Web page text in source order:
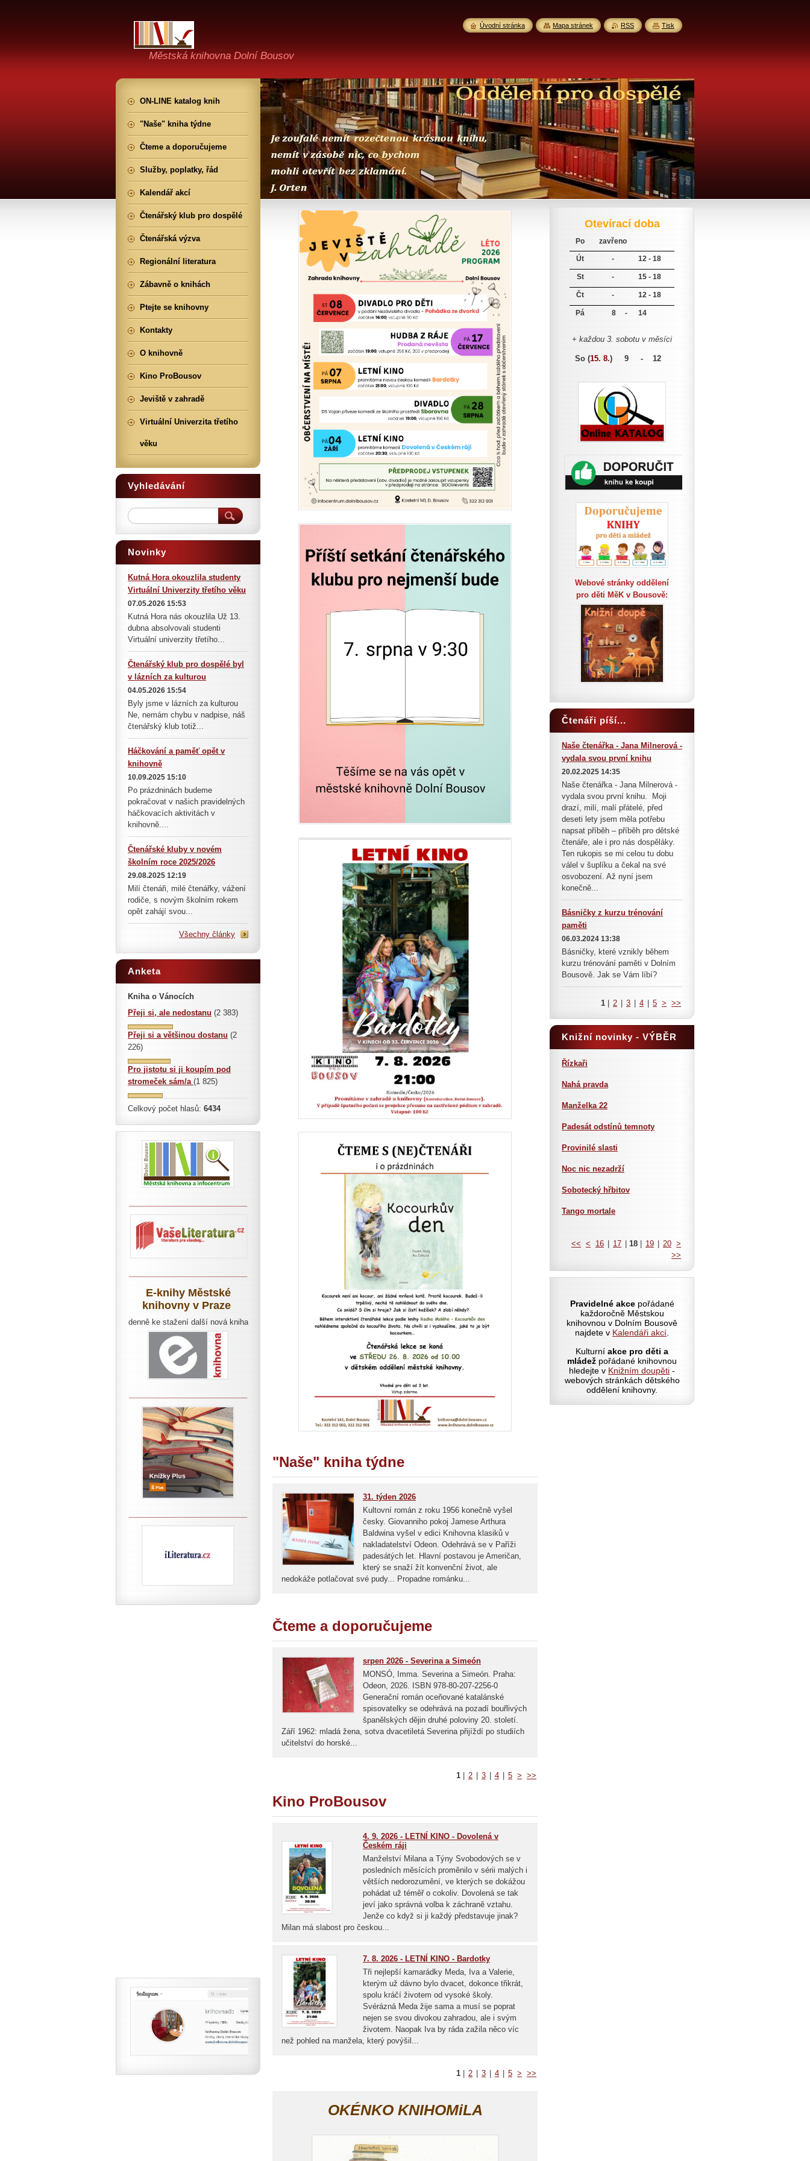
Městská knihovna Dolní Bousov
"Naše" kniha týdne
31. týden 2026
Kultovní román z roku 1956 konečně vyšel
česky. Giovanniho pokoj Jamese Arthura
Baldwina vyšel v edici Knihovna klasiků v
nakladatelství Odeon. Odehrává se v Paříži
padesátých let. Hlavní postavou je Američan,
který se snaží žít konvenční život, ale
nedokáže potlačovat své pudy... Propadne románku...
Čteme a doporučujeme
srpen 2026 - Severina a Simeón
MONSÓ, Imma. Severina a Simeón. Praha:
Odeon, 2026. ISBN 978-80-207-2256-0
Generační román oceňované katalánské
spisovatelky se odehrává na pozadí bouřlivých
španělských dějin druhé poloviny 20. století.
Září 1962: mladá žena, sotva dvacetiletá Severina přijíždí po studiích
učitelství do horské...
1 2 3 4 5 > >>
Kino ProBousov
4. 9. 2026 - LETNÍ KINO - Dovolená v
Českém ráji
Manželství Milana a Týny Svobodových se v
posledních měsících proměnilo v sérii malých i
větších nedorozumění, ve kterých se dokážou
pohádat už téměř o cokoliv. Dovolená se tak
jeví jako správná volba k záchraně vztahu.
Jenže co když si ji každý představuje jinak?
Milan má slabost pro českou...
7. 8. 2026 - LETNÍ KINO - Bardotky
Tři nejlepší kamarádky Meda, Iva a Valerie,
kterým už dávno bylo dvacet, dokonce třikrát,
spolu kráčí životem od vysoké školy.
Svérázná Meda žije sama a musí se poprat
nejen se svou divokou zahradou, ale i svým
životem. Naopak Iva by ráda zažila něco víc
než pohled na manžela, který povýšil...
1 2 3 4 5 > >>
OKÉNKO KNIHOMiLA
Otevírací doba
Po zavřeno
Út - 12 - 18
St - 15 - 18
Čt - 12 - 18
Pá 8 - 14
+ každou 3. sobotu v měsíci
So (15. 8.) 9 - 12
Webové stránky oddělení
pro děti MěK v Bousově:
Čtenáři píší...
Naše čtenářka - Jana Milnerová -
vydala svou první knihu
20.02.2025 14:35
Naše čtenářka - Jana Milnerová -
vydala svou první knihu. Moji
drazí, milí, malí přátelé, před
deseti lety jsem měla potřebu
napsat příběh – příběh pro dětské
čtenáře, ale i pro nás dospěláky.
Ten rukopis se mi celou tu dobu
válel v šuplíku a čekal na své
osvobození. Až nyní jsem
konečně...
Básničky z kurzu trénování
paměti
06.03.2024 13:38
Básničky, které vznikly během
kurzu trénování paměti v Dolním
Bousově. Jak se Vám líbí?
1 2 3 4 5 > >>
Knižní novinky - VÝBĚR
Řízkaři
Nahá pravda
Manželka 22
Padesát odstínů temnoty
Provinilé slasti
Noc nic nezadrží
Sobotecký hřbitov
Tango mortale
<< < 16 17 18 19 20 >
>>
Pravidelné akcepořádané
každoročně Městskou
knihovnou v Dolním Bousově
najdete v Kalendáři akcí
Kulturní akce pro děti a
mládež pořádané knihovnou
hledejte v Knižním doupěti -
webových stránkách dětského
oddělení knihovny.
ON-LINE katalog knih
"Naše" kniha týdne
Čteme a doporučujeme
Služby, poplatky, řád
Kalendář akcí
Čtenářský klub pro dospělé
Čtenářská výzva
Regionální literatura
Zábavně o knihách
Ptejte se knihovny
Kontakty
O knihovně
Kino ProBousov
Jeviště v zahradě
Virtuální Univerzita třetího
věku
Vyhledávání
Novinky
Kutná Hora okouzlila studenty
Virtuální Univerzity třetího věku
07.05.2026 15:53
Kutná Hora nás okouzlila Už 13.
dubna absolvovali studenti
Virtuální univerzity třetího...
Čtenářský klub pro dospělé byl
v lázních za kulturou
04.05.2026 15:54
Byly jsme v lázních za kulturou
Ne, nemám chybu v nadpise, náš
čtenářský klub totiž...
Háčkování a paměť opět v
knihovně
10.09.2025 15:10
Po prázdninách budeme
pokračovat v našich pravidelných
háčkovacích aktivitách v
knihovně....
Čtenářské kluby v novém
školním roce 2025/2026
29.08.2025 12:19
Milí čtenáři, milé čtenářky, vážení
rodiče, s novým školním rokem
opět zahájí svou...
Všechny články
Anketa
Kniha o Vánocích
Přeji si, ale nedostanu (2 383)
Přeji si a většinou dostanu (2
226)
Pro jistotu si ji koupím pod
stromeček sám/a (1 825)
Celkový počet hlasů: 6434
E-knihy Městské
knihovny v Praze
denně ke stažení další nová kniha
Úvodní stránka Mapa stránek RSS Tisk